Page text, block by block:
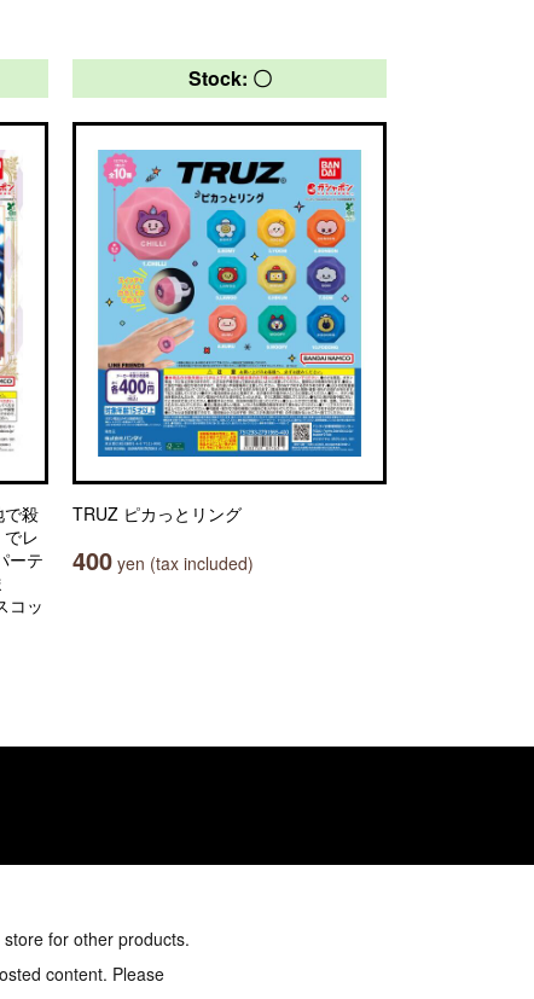
で殺
レ
ーテ
コッ
Stock: 〇
TRUZ ピカっとリング
400 yen (tax included)
for other products.
content. Please